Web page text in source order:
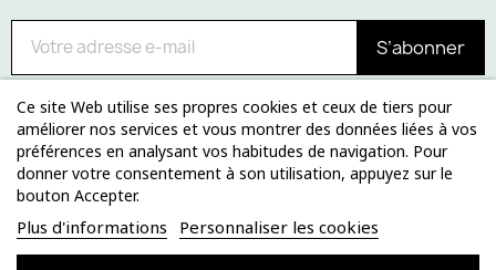
S’abonner
Paiement 100% sécurisé
Ce site Web utilise ses propres cookies et ceux de tiers pour
améliorer nos services et vous montrer des données liées à vos
préférences en analysant vos habitudes de navigation. Pour
donner votre consentement à son utilisation, appuyez sur le
bouton Accepter.
Plus d'informations Personnaliser les cookies